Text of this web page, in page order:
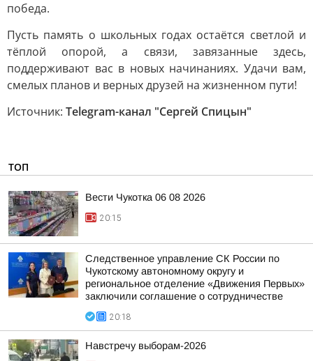
победа.
Пусть память о школьных годах остаётся светлой и
тёплой опорой, а связи, завязанные здесь,
поддерживают вас в новых начинаниях. Удачи вам,
смелых планов и верных друзей на жизненном пути!
Источник: Telegram-канал "Сергей Спицын"
ТОП
Вести Чукотка 06 08 2026
20:15
Следственное управление СК России по
Чукотскому автономному округу и
региональное отделение «Движения Первых»
заключили соглашение о сотрудничестве
20:18
Навстречу выборам-2026